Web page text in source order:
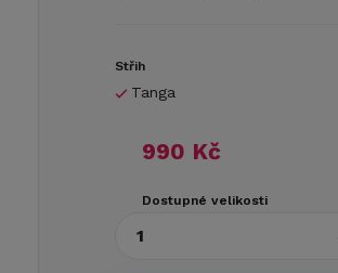
Střih
Tanga
990 Kč
Dostupné velikosti
1